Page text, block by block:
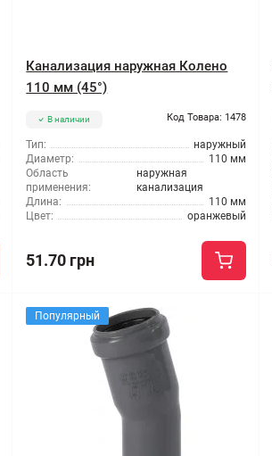
Канализация наружная Колено
110 мм (45°)
В наличии Код Товара: 1478
Тип:
наружный
Диаметр:
110 мм
Область
применения:
наружная
канализация
Длина:
110 мм
Цвет:
оранжевый
51.70 грн
Популярный